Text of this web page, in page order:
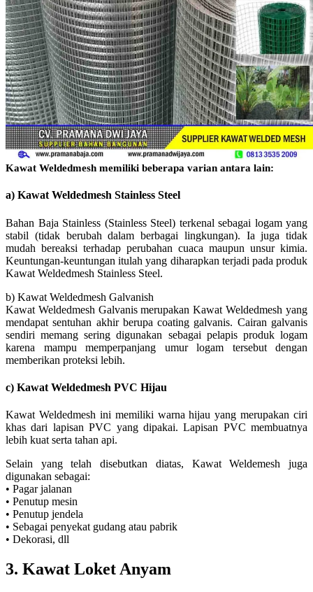
Kawat Weldedmesh memiliki beberapa varian antara lain:
a) Kawat Weldedmesh Stainless Steel
Bahan Baja Stainless (Stainless Steel) terkenal sebagai logam yang
stabil (tidak berubah dalam berbagai lingkungan). Ia juga tidak
mudah bereaksi terhadap perubahan cuaca maupun unsur kimia.
Keuntungan-keuntungan itulah yang diharapkan terjadi pada produk
Kawat Weldedmesh Stainless Steel.
b) Kawat Weldedmesh Galvanish
Kawat Weldedmesh Galvanis merupakan Kawat Weldedmesh yang
mendapat sentuhan akhir berupa coating galvanis. Cairan galvanis
sendiri memang sering digunakan sebagai pelapis produk logam
karena mampu memperpanjang umur logam tersebut dengan
memberikan proteksi lebih.
c) Kawat Weldedmesh PVC Hijau
Kawat Weldedmesh ini memiliki warna hijau yang merupakan ciri
khas dari lapisan PVC yang dipakai. Lapisan PVC membuatnya
lebih kuat serta tahan api.
Selain yang telah disebutkan diatas, Kawat Weldemesh juga
digunakan sebagai:
• Pagar jalanan
• Penutup mesin
• Penutup jendela
• Sebagai penyekat gudang atau pabrik
• Dekorasi, dll
3. Kawat Loket Anyam